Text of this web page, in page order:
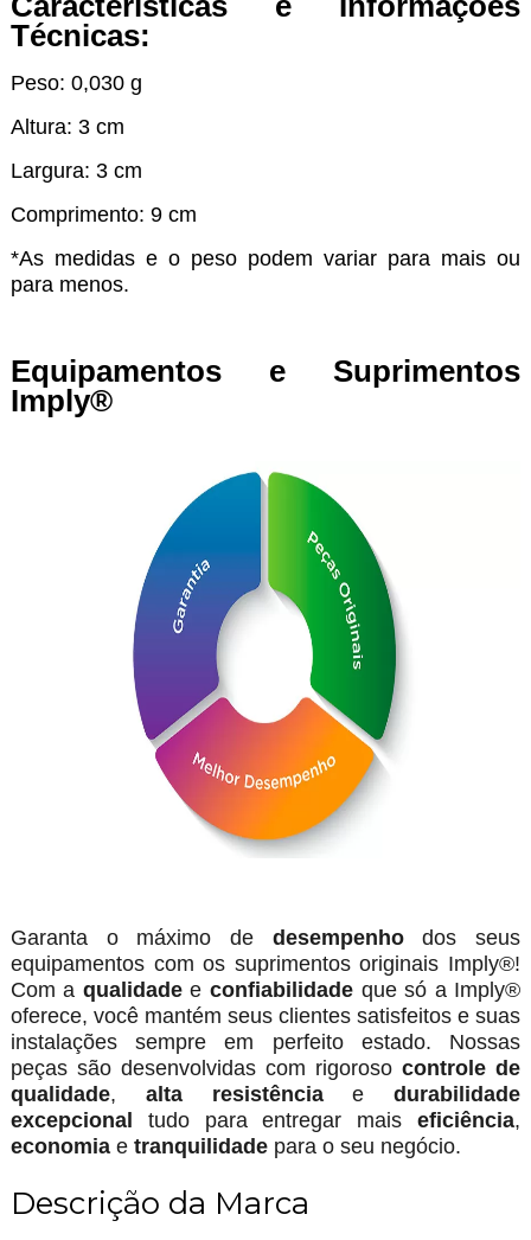
Técnicas:
Peso: 0,030 g
Altura: 3 cm
Largura: 3 cm
Comprimento: 9 cm
*As medidas e o peso podem variar para mais ou
para menos.
Equipamentos e Suprimentos
Imply®
Garanta o máximo de desempenhodos seus
equipamentos com os suprimentos originais Imply®!
Com a qualidadeeconfiabilidade que só a Imply®
oferece, você mantém seus clientes satisfeitos e suas
instalações sempre em perfeito estado. Nossas
peças são desenvolvidas com rigorosocontrole de
qualidade, alta resistênciaedurabilidade
excepcional
tudo para entregar maiseficiência,
economiae tranquilidadepara o seu negócio.
Descrição da Marca